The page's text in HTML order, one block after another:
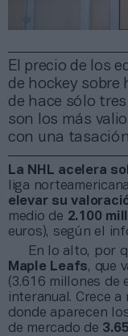
El precio de los
de hockey sobre
de hace sólo
son los más
con una
La NHL acelera
liga
elevar su
medio de 2.100
euros), según el
En lo alto, por
Maple Leafs, que
(3.616 millones de
interanual. Crece
donde aparecen
de mercado de